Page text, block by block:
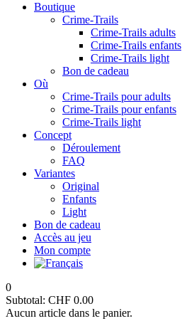
Boutique
Crime-Trails
Crime-Trails adults
Crime-Trails enfants
Crime-Trails light
Bon de cadeau
Où
Crime-Trails pour adults
Crime-Trails pour enfants
Crime-Trails light
Concept
Déroulement
FAQ
Variantes
Original
Enfants
Light
Bon de cadeau
Accès au jeu
Mon compte
0
Subtotal: CHF 0.00
Aucun article dans le panier.